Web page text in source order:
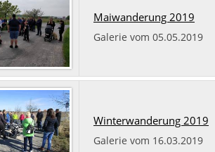
Maiwanderung 2019
Galerie vom 05.05.2019
Winterwanderung 2019
Galerie vom 16.03.2019